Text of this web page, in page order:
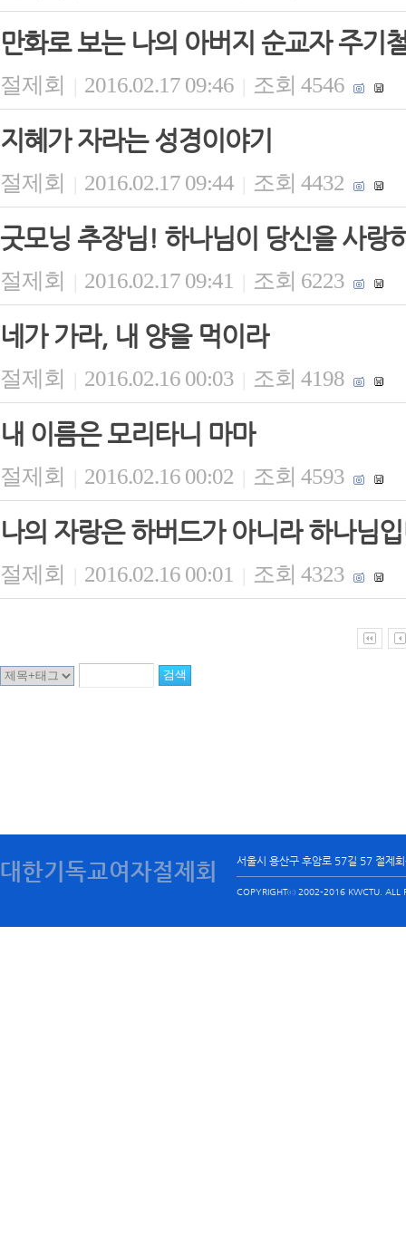
만화로 보는 나의 아버지 순교자 주기
절제회 | 2016.02.17 09:46 | 조회 4546
지혜가 자라는 성경이야기
절제회 | 2016.02.17 09:44 | 조회 4432
굿모닝 추장님! 하나님이 당신을 사랑
절제회 | 2016.02.17 09:41 | 조회 6223
네가 가라, 내 양을 먹이라
절제회 | 2016.02.16 00:03 | 조회 4198
내 이름은 모리타니 마마
절제회 | 2016.02.16 00:02 | 조회 4593
나의 자랑은 하버드가 아니라 하나님
절제회 | 2016.02.16 00:01 | 조회 4323
대한기독교여자절제회 서울시 용산구 후암로 57길 57 절제
COPYRIGHTⓒ 2002-2016 KWCTU. ALL